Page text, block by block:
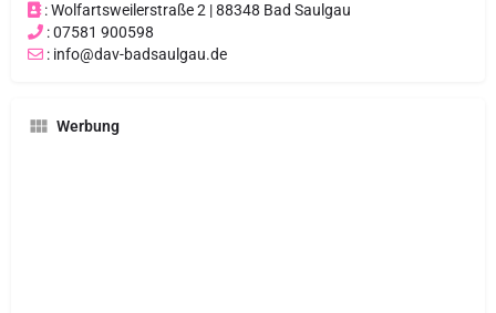
: Wolfartsweilerstraße 2 | 88348 Bad Saulgau
: 07581 900598
: info@dav-badsaulgau.de
Werbung